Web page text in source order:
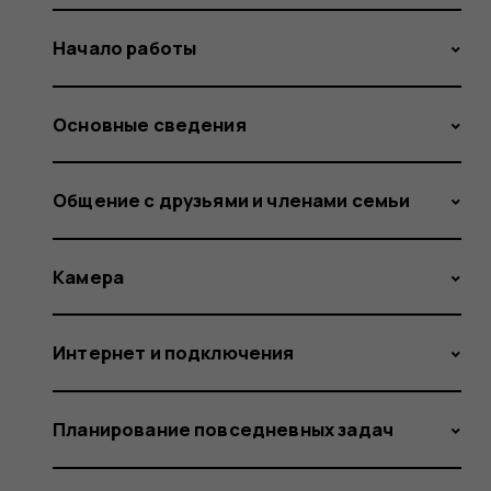
Начало работы
Основные сведения
Общение с друзьями и членами семьи
Камера
Интернет и подключения
Планирование повседневных задач